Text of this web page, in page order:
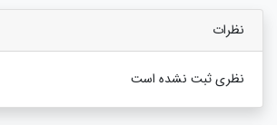
نظرات
نظری ثبت نشده است